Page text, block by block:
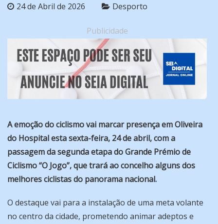
24 de Abril de 2026 Desporto
Publicidade
A emoção do ciclismo vai marcar presença em Oliveira
do Hospital esta sexta-feira, 24 de abril, com a
passagem da segunda etapa do Grande Prémio de
Ciclismo “O Jogo”, que trará ao concelho alguns dos
melhores ciclistas do panorama nacional.
O destaque vai para a instalação de uma meta volante
no centro da cidade, prometendo animar adeptos e